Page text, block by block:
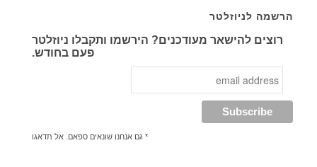
הרשמה לניוזלטר
רוצים להישאר מעודכנים? הירשמו ותקבלו ניוזלטר
פעם בחודש.
* גם אנחנו שונאים ספאם. אל תדאגו